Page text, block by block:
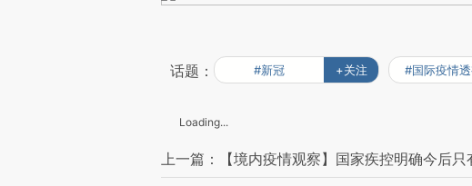
话题： #新冠 +关注 #国际疫情
Loading...
上一篇：【境内疫情观察】国家疾控明确今后只